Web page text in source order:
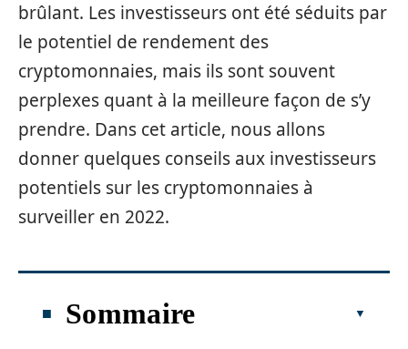
brûlant. Les investisseurs ont été séduits par
le potentiel de rendement des
cryptomonnaies, mais ils sont souvent
perplexes quant à la meilleure façon de s’y
prendre. Dans cet article, nous allons
donner quelques conseils aux investisseurs
potentiels sur les cryptomonnaies à
surveiller en 2022.
Sommaire